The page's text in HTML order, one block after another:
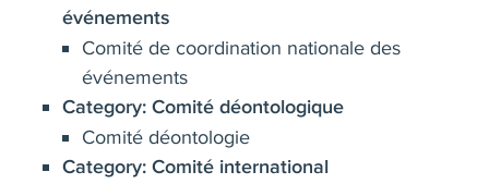
événements
Comité de coordination nationale des
événements
Category: Comité déontologique
Comité déontologie
Category: Comité international